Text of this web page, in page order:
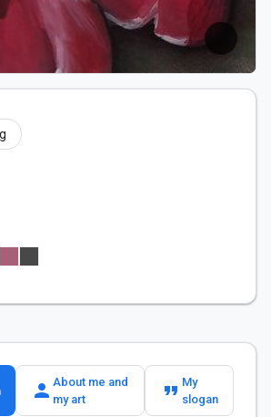
person About me and
my art
format_quote My
slogan